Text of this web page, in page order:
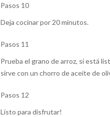
Pasos 10
Deja cocinar por 20 minutos.
Pasos 11
Prueba el grano de arroz, si está
sirve con un chorro de aceite de
Pasos 12
Listo para disfrutar!